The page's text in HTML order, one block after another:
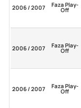
2006 / 2007 Faza Play-
Off
2006 / 2007 Faza Play-
Off
2006 / 2007 Faza Play-
Off